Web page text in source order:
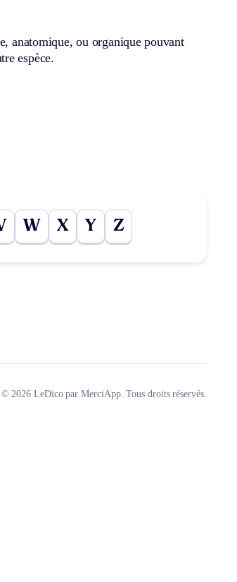
anatomique, ou organique pouvant
espèce.
W X Y Z
© 2026 LeDico par MerciApp. Tous droits réservés.